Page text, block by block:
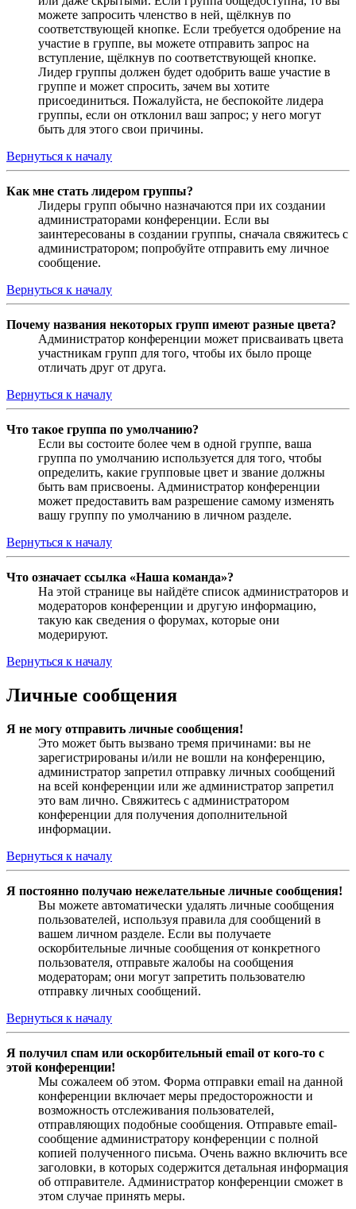
можете запросить членство в ней, щёлкнув по
соответствующей кнопке. Если требуется одобрение на
участие в группе, вы можете отправить запрос на
вступление, щёлкнув по соответствующей кнопке.
Лидер группы должен будет одобрить ваше участие в
группе и может спросить, зачем вы хотите
присоединиться. Пожалуйста, не беспокойте лидера
группы, если он отклонил ваш запрос; у него могут
быть для этого свои причины.
Вернуться к началу
Как мне стать лидером группы?
Лидеры групп обычно назначаются при их создании
администраторами конференции. Если вы
заинтересованы в создании группы, сначала свяжитесь с
администратором; попробуйте отправить ему личное
сообщение.
Вернуться к началу
Почему названия некоторых групп имеют разные цвета?
Администратор конференции может присваивать цвета
участникам групп для того, чтобы их было проще
отличать друг от друга.
Вернуться к началу
Что такое группа по умолчанию?
Если вы состоите более чем в одной группе, ваша
группа по умолчанию используется для того, чтобы
определить, какие групповые цвет и звание должны
быть вам присвоены. Администратор конференции
может предоставить вам разрешение самому изменять
вашу группу по умолчанию в личном разделе.
Вернуться к началу
Что означает ссылка «Наша команда»?
На этой странице вы найдёте список администраторов и
модераторов конференции и другую информацию,
такую как сведения о форумах, которые они
модерируют.
Вернуться к началу
Личные сообщения
Я не могу отправить личные сообщения!
Это может быть вызвано тремя причинами: вы не
зарегистрированы и/или не вошли на конференцию,
администратор запретил отправку личных сообщений
на всей конференции или же администратор запретил
это вам лично. Свяжитесь с администратором
конференции для получения дополнительной
информации.
Вернуться к началу
Я постоянно получаю нежелательные личные сообщения!
Вы можете автоматически удалять личные сообщения
пользователей, используя правила для сообщений в
вашем личном разделе. Если вы получаете
оскорбительные личные сообщения от конкретного
пользователя, отправьте жалобы на сообщения
модераторам; они могут запретить пользователю
отправку личных сообщений.
Вернуться к началу
Я получил спам или оскорбительный email от кого-то с
этой конференции!
Мы сожалеем об этом. Форма отправки email на данной
конференции включает меры предосторожности и
возможность отслеживания пользователей,
отправляющих подобные сообщения. Отправьте email-
сообщение администратору конференции с полной
копией полученного письма. Очень важно включить все
заголовки, в которых содержится детальная информация
об отправителе. Администратор конференции сможет в
этом случае принять меры.